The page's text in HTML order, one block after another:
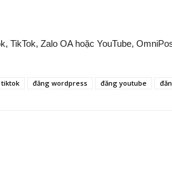
TikTok, Zalo OA hoặc YouTube,
đăng wordpress đăng youtube